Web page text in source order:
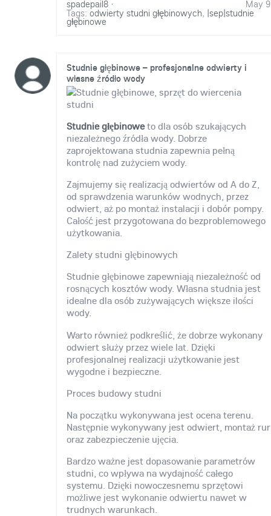
spadepail8 May 9
·
Tags: odwierty studni głębinowych, |sep|studnie
głębinowe
Studnie głębinowe – profesjonalne odwierty i
własne źródło wody
Studnie głębinoweto dla osób szukających
niezależnego źródła wody. Dobrze
zaprojektowana studnia zapewnia pełną
kontrolę nad zużyciem wody.
Zajmujemy się realizacją odwiertów od A do Z,
od sprawdzenia warunków wodnych, przez
odwiert, aż po montaż instalacji i dobór pompy.
Całość jest przygotowana do bezproblemowego
użytkowania.
Zalety studni głębinowych
Studnie głębinowe zapewniają niezależność od
rosnących kosztów wody. Własna studnia jest
idealne dla osób zużywających większe ilości
wody.
Warto również podkreślić, że dobrze wykonany
odwiert służy przez wiele lat. Dzięki
profesjonalnej realizacji użytkowanie jest
wygodne i bezpieczne.
Proces budowy studni
Na początku wykonywana jest ocena terenu.
Następnie wykonywany jest odwiert, montaż rur
oraz zabezpieczenie ujęcia.
Bardzo ważne jest dopasowanie parametrów
studni, co wpływa na wydajność całego
systemu. Dzięki nowoczesnemu sprzętowi
możliwe jest wykonanie odwiertu nawet w
trudnych warunkach.